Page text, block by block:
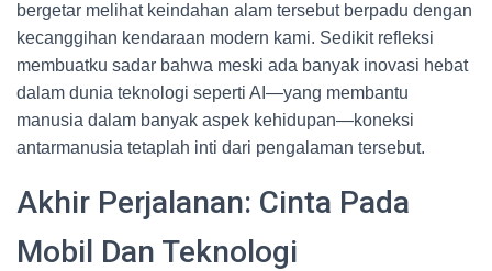
bergetar melihat keindahan alam tersebut berpadu dengan
kecanggihan kendaraan modern kami. Sedikit refleksi
membuatku sadar bahwa meski ada banyak inovasi hebat
dalam dunia teknologi seperti AI—yang membantu
manusia dalam banyak aspek kehidupan—koneksi
antarmanusia tetaplah inti dari pengalaman tersebut.
Akhir Perjalanan: Cinta Pada
Mobil Dan Teknologi